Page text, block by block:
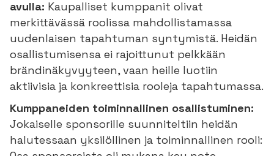
avulla: Kaupalliset kumppanit olivat
merkittävässä roolissa mahdollistamassa
uudenlaisen tapahtuman syntymistä. Heidän
osallistumisensa ei rajoittunut pelkkään
brändinäkyvyyteen, vaan heille luotiin
aktiivisia ja konkreettisia rooleja tapahtumassa.
Kumppaneiden toiminnallinen osallistuminen:
Jokaiselle sponsorille suunniteltiin heidän
halutessaan yksilöllinen ja toiminnallinen rooli: